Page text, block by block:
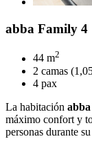
abba Family 4
44 m2
2 camas
4 pax
La habitación
máximo confort y
personas durante